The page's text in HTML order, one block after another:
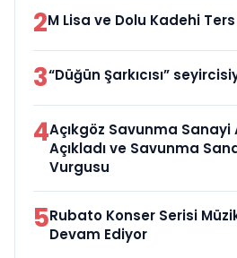
2M Lisa ve Dolu Kadehi
3“Düğün Şarkıcısı”
4Açıkgöz Savunma Sanayi
Açıkladı ve Savunma
Vurgusu
5Rubato Konser Serisi
Devam Ediyor